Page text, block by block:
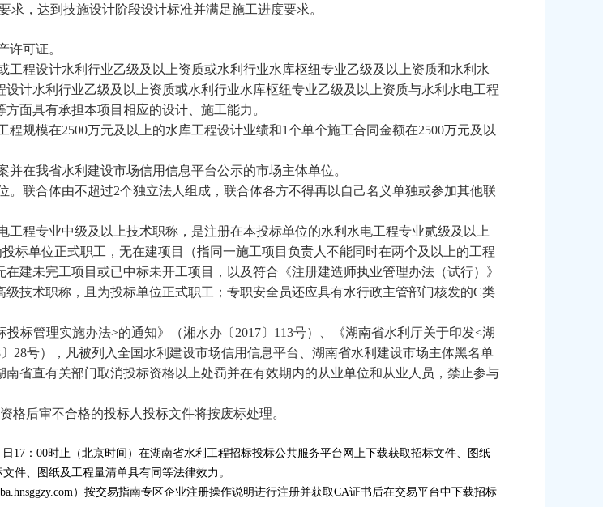
求，达到技施设计阶段设计标准并满足施工进度要求。
许可证。
工程设计水利行业乙级及以上资质或水利行业水库枢纽专业乙级及以上资质和水利水
设计水利行业乙级及以上资质或水利行业水库枢纽专业乙级及以上资质与水利水电工程
面具有承担本项目相应的设计、施工能力 。
程规模在2500万元及以上的水库工程设计业绩和1个单个施工合同金额在2500万元及以
在我省水利建设市场信用信息平台公示的市场主体单位。
。联合体由不超过2个独立法人组成，联合体各方不得再以自己名义单独或参加其他联
工程专业中级及以上技术职称，是注册在本投标单位的水利水电工程专业贰级及以上
标单位正式职工，无在建项目（指同一施工项目负责人不能同时在两个及以上的工程
建未完工项目或已中标未开工项目，以及符合《注册建造师执业管理办法（试行）》
技术职称，且为投标单位正式职工；专职安全员还应具有水行政主管部门核发的C类
投标管理实施办法>的通知》（湘水办〔 2017〕 113号）、《湖南省水利厅关于印发<湖
〕 28号），凡被列入全国水利建设市场信用信息平台、湖南省水利建设市场主体黑名单
省直有关部门取消投标资格以上处罚并在有效期内的从业单位和从业人员，禁止参与
格后审不合格的投标人投标文件将按废标处理。
日 17 ： 00时止（北京时间）在湖南省水利工程招标投标公共服务平台网上下载获取招标文件、图纸
件、图纸及工程量清单具有同等法律效力。
）按交易指南专区企业注册操作说明进行注册并获取CA证书后在交易平台中下载招标